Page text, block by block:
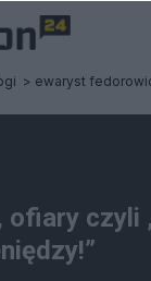
ewaryst
ofiary czyli